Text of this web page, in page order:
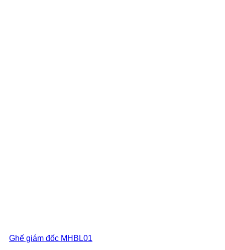
Ghế giám đốc MHBL01